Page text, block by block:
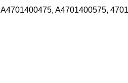
A4701400475, A4701400575,